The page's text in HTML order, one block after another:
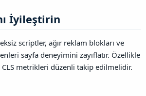
İyileştirin​
scriptler, ağır reklam blokları ve
sayfa deneyimini zayıflatır. Özellikle
CLS metrikleri düzenli takip edilmelidir.